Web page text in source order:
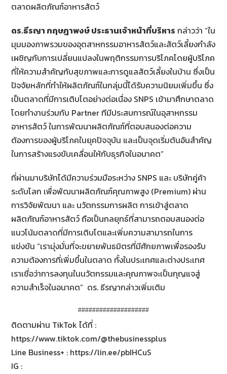
ตลาดผลิตภัณฑ์อาหารสัตว์
ดร.ธีรญา กฤษฎาพงษ์ ประธานเจ้าหน้าที่บริหาร กล่าวว่า “ใน
มุมมองภาพรวมของอุตสาหกรรมอาหารสัตว์และสัตว์เลี้ยงกำลัง
เผชิญกับการเปลี่ยนแปลงในพฤติกรรมการบริโภคโดยผู้บริโภค
ที่ให้ความสำคัญกับสุขภาพและการดูแลสัตว์เลี้ยงในบ้าน ซึ่งเป็น
ปัจจัยหลักที่ทำให้ผลิตภัณฑ์ในกลุ่มนี้ได้รับความนิยมเพิ่มขึ้น ซึ่ง
เป็นตลาดที่มีการเติบโตอย่างต่อเนื่อง SNPS เข้ามาศึกษาตลาด
โดยทำงานร่วมกับ Partner ทีมีประสบการณ์ในอุสาหกรรม
อาหารสัตว์ ในการพัฒนาผลิตภัณฑ์ที่ตอบสนองต่อความ
ต้องการของผู้บริโภคในยุคปัจจุบัน และเป็นจุดเริ่มต้นอันสำคัญ
ในการสร้างแรงขับเคลื่อนให้กับธุรกิจในอนาคต”
ที่ผ่านมาบริษัทได้มีความร่วมมือระหว่าง SNPS และ บริษัทคู่ค้า
ระดับโลก เพื่อพัฒนาผลิตภัณฑ์คุณภาพสูง (Premium) ผ่าน
การวิจัยพัฒนา และ นวัตกรรมการผลิต การเข้าสู่ตลาด
ผลิตภัณฑ์อาหารสัตว์ ถือเป็นกลยุทธ์ที่สามารถตอบสนองต่อ
แนวโน้มตลาดที่มีการเติบโตและเพิ่มความสามารถในการ
แข่งขัน “เรามุ่งมั่นที่จะขยายพันธมิตรที่มีศักยภาพเพื่อรองรับ
ความต้องการที่เพิ่มขึ้นในตลาด ทั้งในประเทศและต่างประเทศ
เราเชื่อว่าการลงทุนในนวัตกรรมและคุณภาพจะเป็นกุญแจสู่
ความสำเร็จในอนาคต” ดร. ธีรญากล่าวเพิ่มเติม
####################
ติดตามผ่าน TikTok ได้ที่ :
https://www.tiktok.com/@thebusinessplus
Line Business+ : https://lin.ee/pbIHCuS
IG :